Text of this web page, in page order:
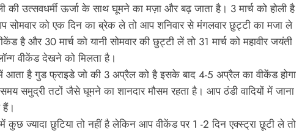
की उत्सवधर्मी ऊर्जा के साथ घूमने का मज़ा और बढ़ जाता है। 3 मार्च को होली है
सोमवार को एक दिन का ब्रेक ले तो आप शनिवार से मंगलवार छुट्टी का मजा ले
और 30 मार्च को यानी सोमवार की छुट्टी लें तो 31 मार्च को महावीर जयंती
वीकेंड देखने को मिलता है।
आता है गुड फ्राइडे जो की 3 अप्रैल को है इसके बाद 4-5 अप्रैल का वीकेंड होगा
समुद्री तटों जैसे घूमने का शानदार मौसम रहता है। आप ठंडी वादियों में जाना
हैं।
ज्यादा छुटिया तो नहीं है लेकिन आप वीकेंड पर 1 -2 दिन एक्स्ट्रा छूटी ले तो